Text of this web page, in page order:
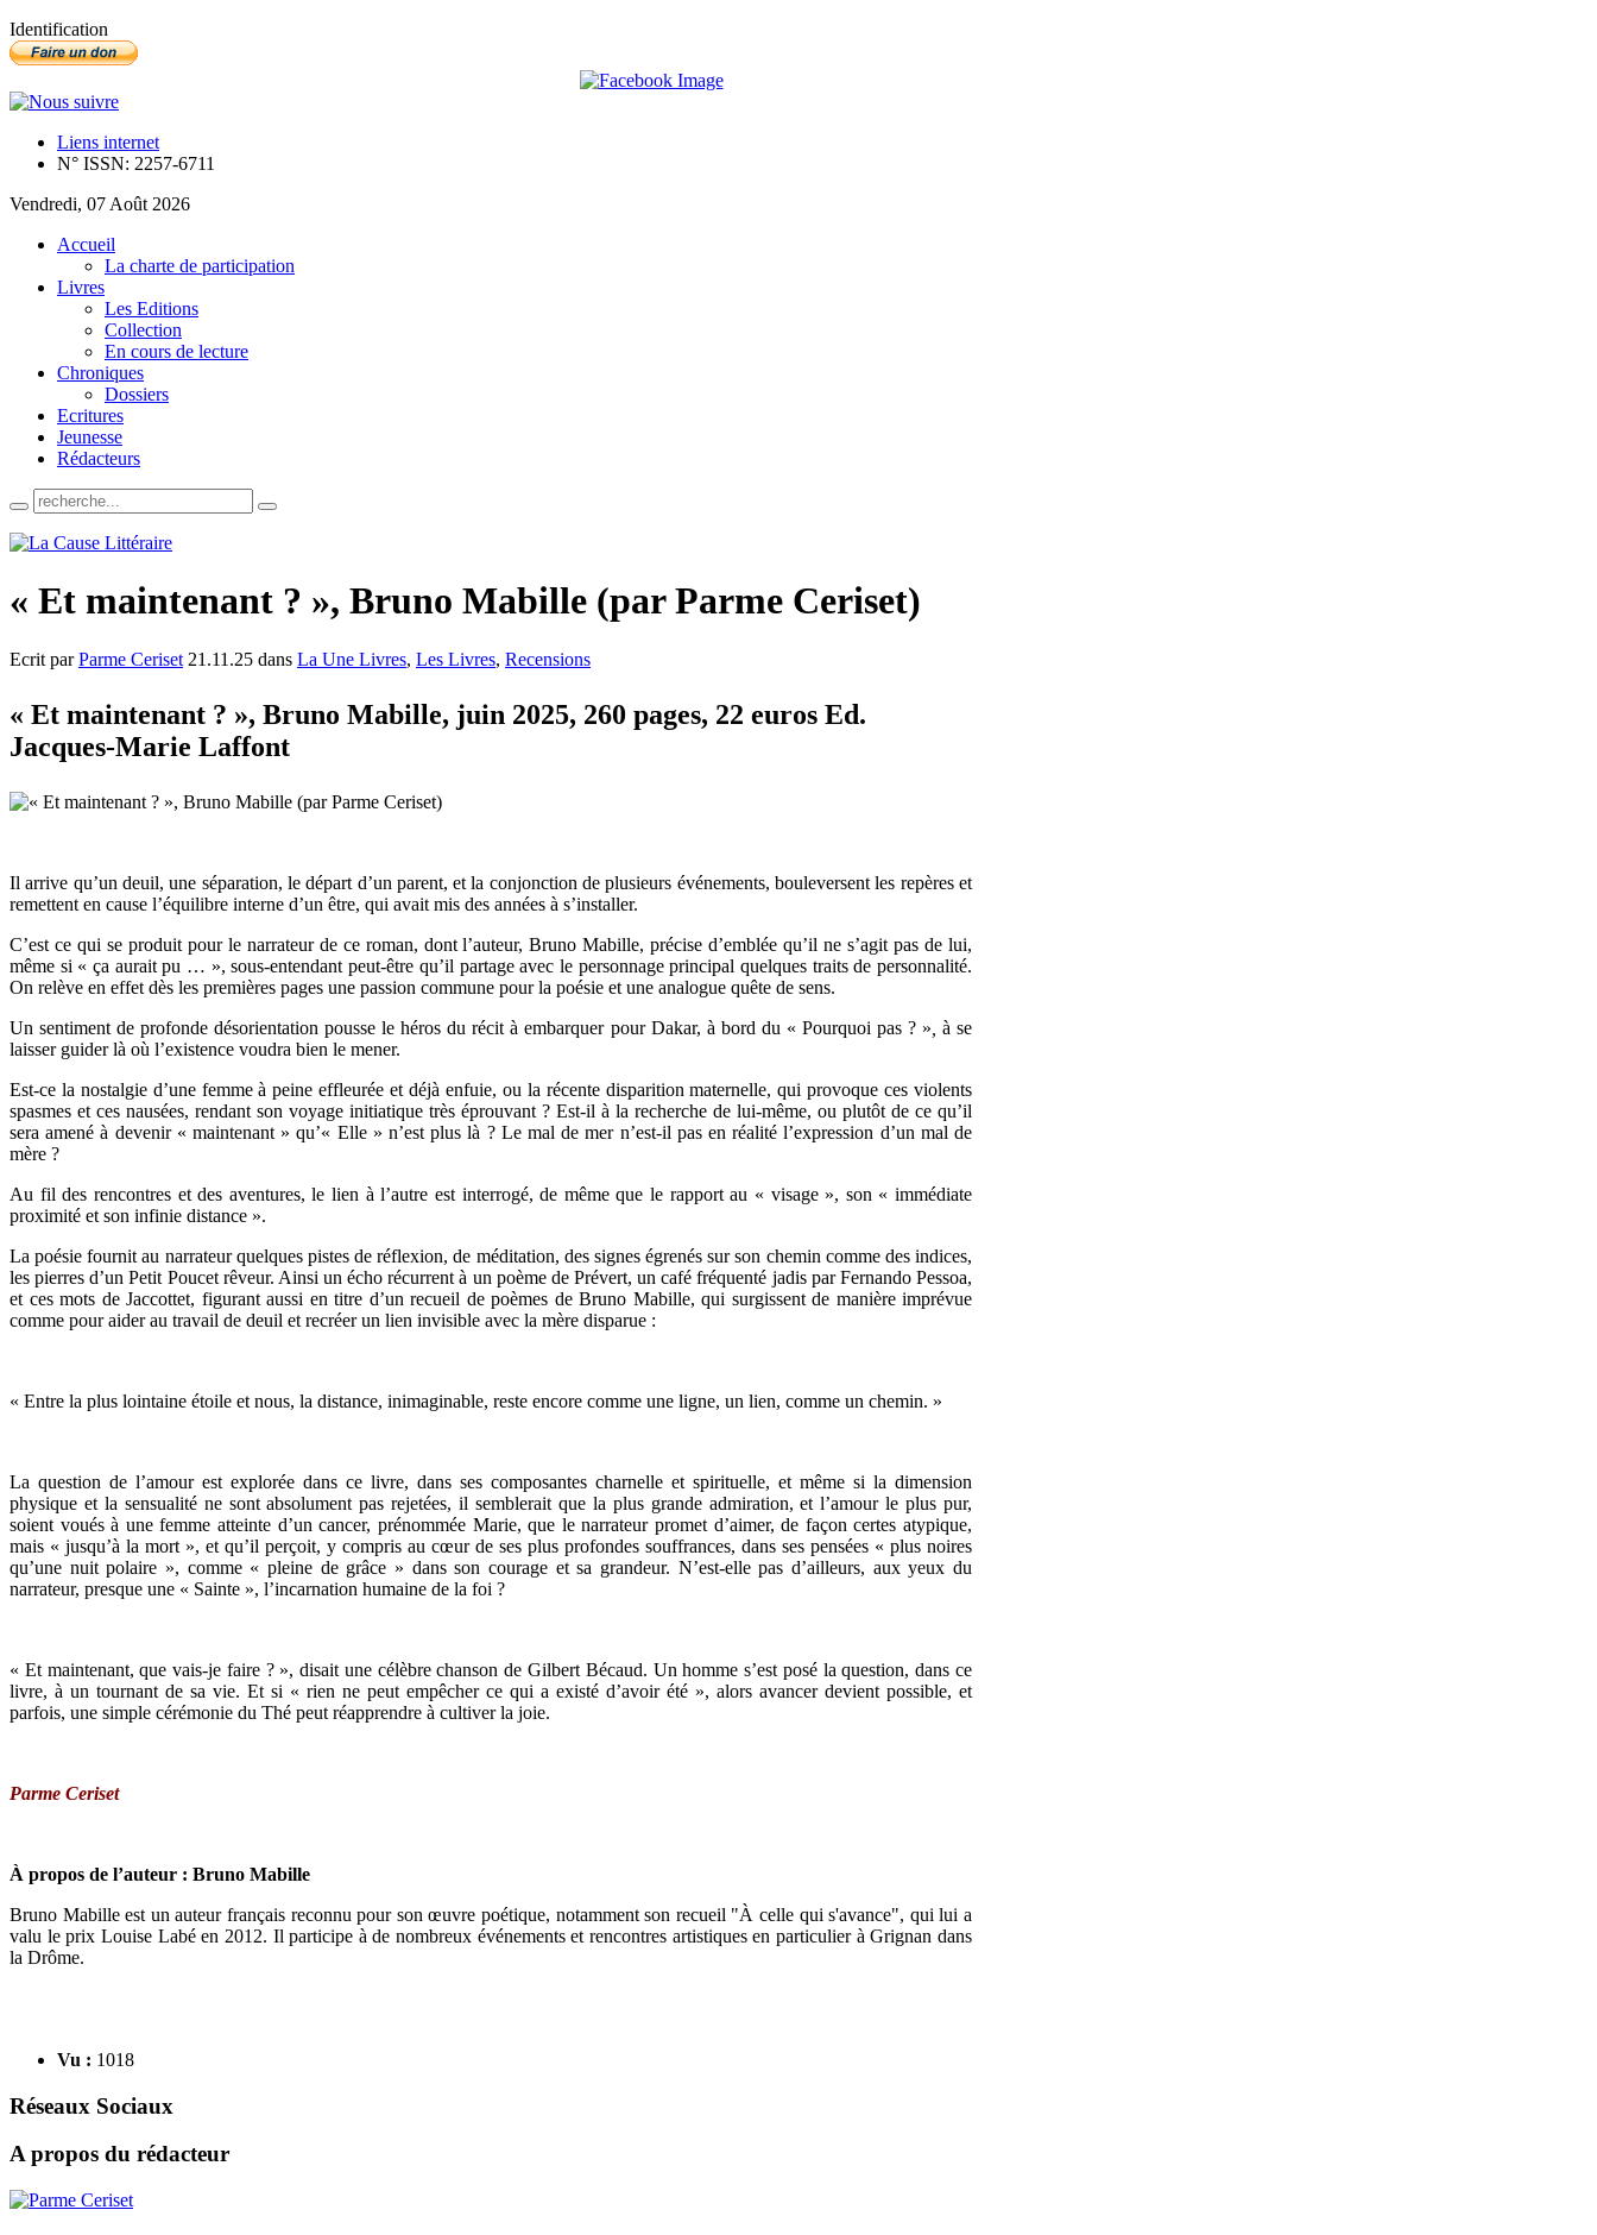
Identification
Liens internet
N° ISSN: 2257-6711
Vendredi, 07 Août 2026
Accueil
La charte de participation
Livres
Les Editions
Collection
En cours de lecture
Chroniques
Dossiers
Ecritures
Jeunesse
Rédacteurs
« Et maintenant ? », Bruno Mabille (par Parme Ceriset)
Ecrit parParme Ceriset 21.11.25 dans La Une Livres, Les Livres, Recensions
« Et maintenant ? », Bruno Mabille, juin 2025, 260 pages, 22 euros Ed.
Jacques-Marie Laffont
Il arrive qu’un deuil, une séparation, le départ d’un parent, et la conjonction de plusieurs événements, bouleversent les repères et
remettent en cause l’équilibre interne d’un être, qui avait mis des années à s’installer.
C’est ce qui se produit pour le narrateur de ce roman, dont l’auteur, Bruno Mabille, précise d’emblée qu’il ne s’agit pas de lui,
même si « ça aurait pu … », sous-entendant peut-être qu’il partage avec le personnage principal quelques traits de personnalité.
On relève en effet dès les premières pages une passion commune pour la poésie et une analogue quête de sens.
Un sentiment de profonde désorientation pousse le héros du récit à embarquer pour Dakar, à bord du « Pourquoi pas ? » à se
laisser guider là où l’existence voudra bien le mener.
Est-ce la nostalgie d’une femme à peine effleurée et déjà enfuie, ou la récente disparition maternelle, qui provoque ces violents
spasmes et ces nausées, rendant son voyage initiatique très éprouvant ? Est-il à la recherche de lui-même, ou plutôt de ce qu’il
sera amené à devenir « maintenant » qu’« Elle » n’est plus là ? Le mal de mer n’est-il pas en réalité l’expression d’un mal de
mère ?
Au fil des rencontres et des aventures, le lien à l’autre est interrogé, de même que le rapport au « visage », son « immédiate
proximité et son infinie distance ».
La poésie fournit au narrateur quelques pistes de réflexion, de méditation, des signes égrenés sur son chemin comme des indices,
les pierres d’un Petit Poucet rêveur. Ainsi un écho récurrent à un poème de Prévert, un café fréquenté jadis par Fernando Pessoa,
et ces mots de Jaccottet, figurant aussi en titre d’un recueil de poèmes de Bruno Mabille, qui surgissent de manière imprévue
comme pour aider au travail de deuil et recréer un lien invisible avec la mère disparue :
« Entre la plus lointaine étoile et nous, la distance, inimaginable, reste encore comme une ligne, un lien, comme un chemin. »
La question de l’amour est explorée dans ce livre, dans ses composantes charnelle et spirituelle, et même si la dimension
physique et la sensualité ne sont absolument pas rejetées, il semblerait que la plus grande admiration, et l’amour le plus pur,
soient voués à une femme atteinte d’un cancer, prénommée Marie, que le narrateur promet d’aimer, de façon certes atypique,
mais « jusqu’à la mort », et qu’il perçoit, y compris au cœur de ses plus profondes souffrances, dans ses pensées « plus noires
qu’une nuit polaire », comme « pleine de grâce » dans son courage et sa grandeur. N’est-elle pas d’ailleurs, aux yeux du
narrateur, presque une « Sainte », l’incarnation humaine de la foi ?
« Et maintenant, que vais-je faire ? », disait une célèbre chanson de Gilbert Bécaud. Un homme s’est posé la question, dans ce
livre, à un tournant de sa vie. Et si « rien ne peut empêcher ce qui a existé d’avoir été », alors avancer devient possible, et
parfois, une simple cérémonie du Thé peut réapprendre à cultiver la joie.
Parme Ceriset
À propos de l’auteur : Bruno Mabille
Bruno Mabille est un auteur français reconnu pour son œuvre poétique, notamment son recueil "À celle qui s'avance", qui lui a
valu le prix Louise Labé en 2012. Il participe à de nombreux événements et rencontres artistiques en particulier à Grignan dans
la Drôme.
Vu : 1018
Réseaux Sociaux
A propos du rédacteur